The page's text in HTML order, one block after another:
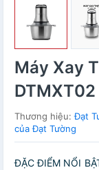
Máy Xay
Thương hiệu:Đạt
của Đạt Tường
ĐẶC ĐIỂM NỔI